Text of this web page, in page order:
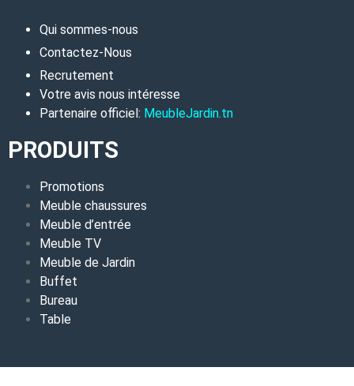
Qui sommes-nous
Contactez-Nous
Recrutement
Votre avis nous intéresse
Partenaire officiel: MeubleJardin.tn
PRODUITS
Promotions
Meuble chaussures
Meuble d’entrée
Meuble TV
Meuble de Jardin
Buffet
Bureau
Table